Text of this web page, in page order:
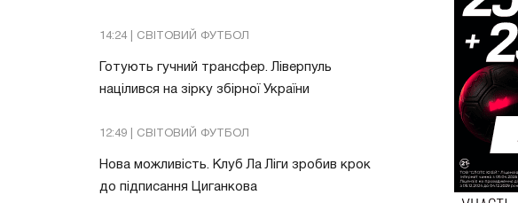
14:24 | СВІТОВИЙ ФУТБОЛ
Готують гучний трансфер. Ліверпуль
націлився на зірку збірної України
12:49 | СВІТОВИЙ ФУТБОЛ
Нова можливість. Клуб Ла Ліги зробив крок
до підписання Циганкова